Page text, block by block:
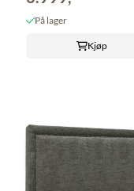
På lager
Kjøp